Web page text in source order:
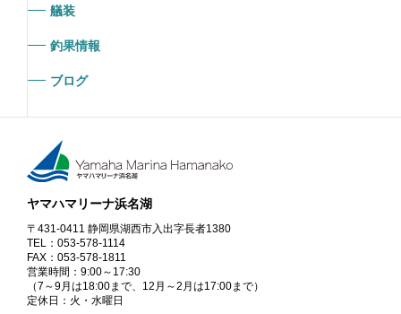
艤装
釣果情報
ブログ
ヤマハマリーナ浜名湖
〒431-0411 静岡県湖西市入出字長者1380
TEL：053-578-1114
FAX：053-578-1811
営業時間：9:00～17:30
（7～9月は18:00まで、12月～2月は17:00まで）
定休日：火・水曜日